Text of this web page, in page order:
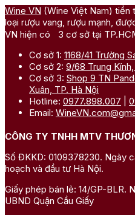
Wine VN (Wine Việt Nam) tiền
loại rượu vang, rượu mạnh,
VN hiện có 3 cơ sở tại
Cơ sở 1: 1168/41 Trường
Cơ sở 2: 9/68 Trung
Cơ sở 3: Shop 9 TN
Xuân, TP. Hà Nội
Hotline: 0977.898.007
Email:
CÔNG TY TNHH MTV
Số ĐKKD: 0109378230. Ngày
hoạch và đầu tư Hà Nội.
Giấy phép bán lẻ: 14/GP-BLR.
UBND Quận Cầu Giấy